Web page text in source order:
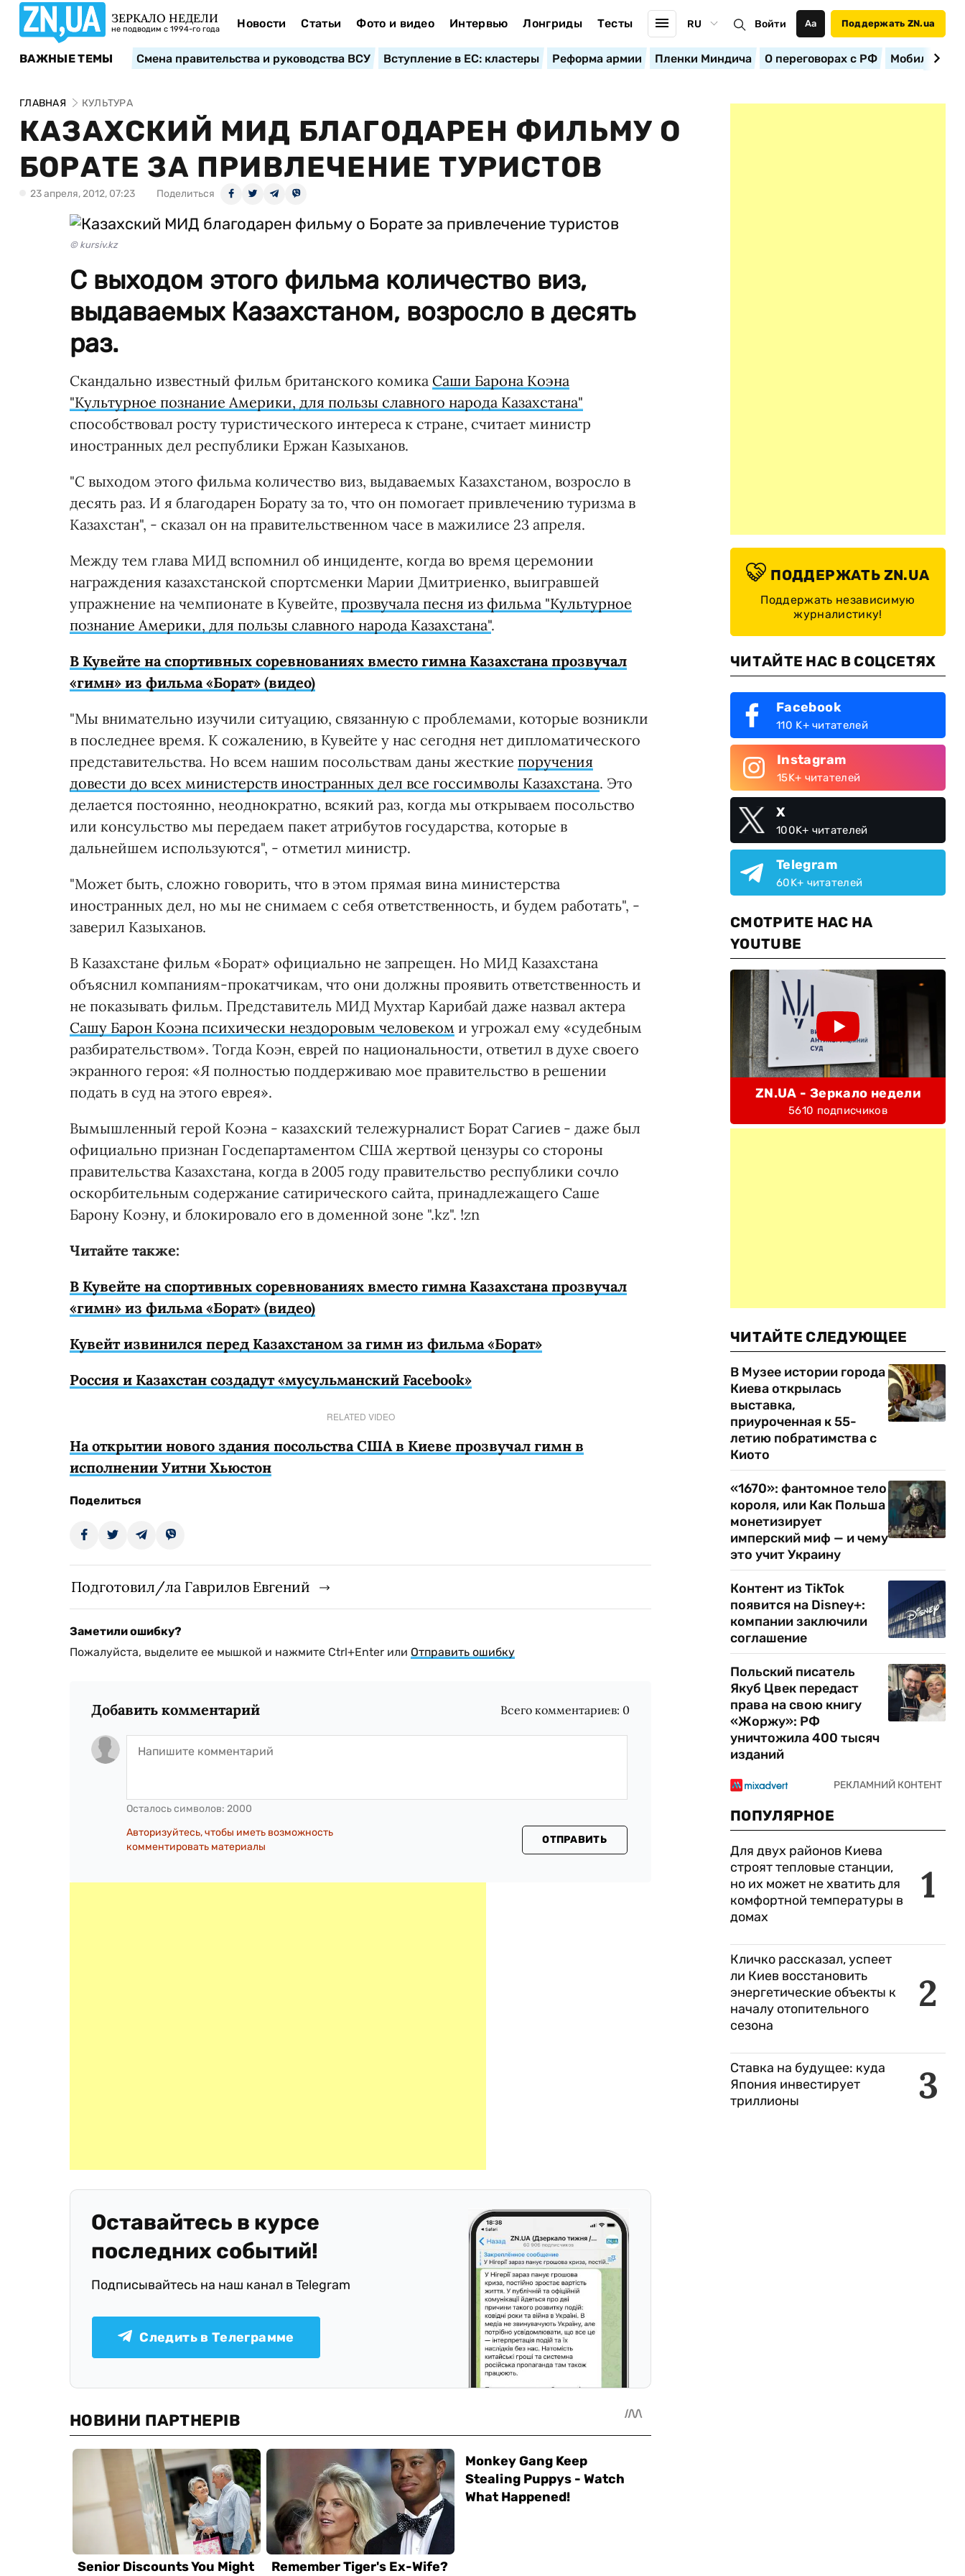
ЗЕРКАЛО НЕДЕЛИ
не подводим с 1994-го года Новости Статьи Фото и видео Интервью Лонгриды Тесты RU Войти Аа Поддержать ZN.ua
ВАЖНЫЕ ТЕМЫ Смена правительства и руководства ВСУ Вступление в ЕС: кластеры Реформа армии Пленки Миндича О переговорах с РФ
ГЛАВНАЯ КУЛЬТУРА
КАЗАХСКИЙ МИД БЛАГОДАРЕН ФИЛЬМУ О
БОРАТЕ ЗА ПРИВЛЕЧЕНИЕ ТУРИСТОВ
23 апреля, 2012, 07:23 Поделиться
© kursiv.kz
С выходом этого фильма количество виз,
выдаваемых Казахстаном, возросло в десять
раз.
Скандально известный фильм британского комика Саши Барона Коэна
"Культурное познание Америки, для пользы славного народа Казахстана"
способствовал росту туристического интереса к стране, считает министр
иностранных дел республики Ержан Казыханов.
"С выходом этого фильма количество виз, выдаваемых Казахстаном, возросло в
десять раз. И я благодарен Борату за то, что он помогает привлечению туризма в
Казахстан", - сказал он на правительственном часе в мажилисе 23 апреля.
Между тем глава МИД вспомнил об инциденте, когда во время церемонии
награждения казахстанской спортсменки Марии Дмитриенко, выигравшей
упражнение на чемпионате в Кувейте, прозвучала песня из фильма "Культурное
познание Америки, для пользы славного народа Казахстана".
В Кувейте на спортивных соревнованиях вместо гимна Казахстана прозвучал
«гимн» из фильма «Борат» (видео)
"Мы внимательно изучили ситуацию, связанную с проблемами, которые возникли
в последнее время. К сожалению, в Кувейте у нас сегодня нет дипломатического
представительства. Но всем нашим посольствам даны жесткие поручения
довести до всех министерств иностранных дел все госсимволы Казахстана. Это
делается постоянно, неоднократно, всякий раз, когда мы открываем посольство
или консульство мы передаем пакет атрибутов государства, которые в
дальнейшем используются", - отметил министр.
"Может быть, сложно говорить, что в этом прямая вина министерства
иностранных дел, но мы не снимаем с себя ответственность, и будем работать", -
заверил Казыханов.
В Казахстане фильм «Борат» официально не запрещен. Но МИД Казахстана
объяснил компаниям-прокатчикам, что они должны проявить ответственность и
не показывать фильм. Представитель МИД Мухтар Карибай даже назвал актера
Сашу Барон Коэна психически нездоровым человеком и угрожал ему «судебным
разбирательством». Тогда Коэн, еврей по национальности, ответил в духе своего
экранного героя: «Я полностью поддерживаю мое правительство в решении
подать в суд на этого еврея».
Вымышленный герой Коэна - казахский тележурналист Борат Сагиев - даже был
официально признан Госдепартаментом США жертвой цензуры со стороны
правительства Казахстана, когда в 2005 году правительство республики сочло
оскорбительным содержание сатирического сайта, принадлежащего Саше
Барону Коэну, и блокировало его в доменной зоне ".kz". !zn
Читайте также:
В Кувейте на спортивных соревнованиях вместо гимна Казахстана прозвучал
«гимн» из фильма «Борат» (видео)
Кувейт извинился перед Казахстаном за гимн из фильма «Борат»
Россия и Казахстан создадут «мусульманский Facebook»
RELATED VIDEO
На открытии нового здания посольства США в Киеве прозвучал гимн в
исполнении Уитни Хьюстон
Поделиться
Подготовил/ла Гаврилов Евгений
Заметили ошибку?
Пожалуйста, выделите ее мышкой и нажмите Ctrl+Enter или Отправить ошибку
Добавить комментарий Всего комментариев: 0
Осталось символов: 2000
Авторизуйтесь, чтобы иметь возможность
комментировать материалы
ОТПРАВИТЬ
Оставайтесь в курсе
последних событий!
Подписывайтесь на наш канал в Telegram
Следить в Телеграмме
ПОДДЕРЖАТЬ ZN.UA
Поддержать независимую
журналистику!
ЧИТАЙТЕ НАС В СОЦСЕТЯХ
Facebook
110 K+ читателей
Instagram
15K+ читателей
X
100K+ читателей
Telegram
60K+ читателей
СМОТРИТЕ НАС НА
YOUTUBE
ZN.UA - Зеркало недели
5610 подписчиков
ЧИТАЙТЕ СЛЕДУЮЩЕЕ
В Музее истории города
Киева открылась
выставка,
приуроченная к 55-
летию побратимства с
Киото
«1670»: фантомное тело
короля, или Как Польша
монетизирует
имперский миф — и чему
это учит Украину
Контент из TikTok
появится на Disney+:
компании заключили
соглашение
Польский писатель
Якуб Цвек передаст
права на свою книгу
«Жоржу»: РФ
уничтожила 400 тысяч
изданий
ПОПУЛЯРНОЕ
1
Для двух районов Киева
строят тепловые станции,
но их может не хватить для
комфортной температуры в
домах
2
Кличко рассказал, успеет
ли Киев восстановить
энергетические объекты к
началу отопительного
сезона
3
Ставка на будущее: куда
Япония инвестирует
триллионы